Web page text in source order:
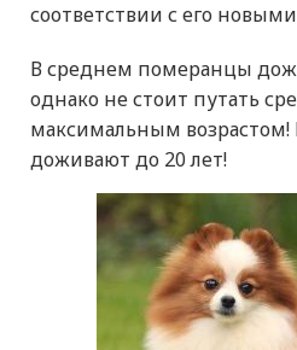
соответствии с его
В среднем померанцы
однако не стоит путать
максимальным
доживают до 20 лет!